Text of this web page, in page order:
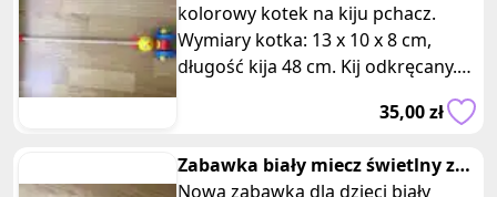
kolorowy kotek na kiju pchacz.
Wymiary kotka: 13 x 10 x 8 cm,
długość kija 48 cm. Kij odkręcany.
35,00 zł
Zabawka biały miecz świetlny z
pomarańczowa rękojeścia
Nowa zabawka dla dzieci biały